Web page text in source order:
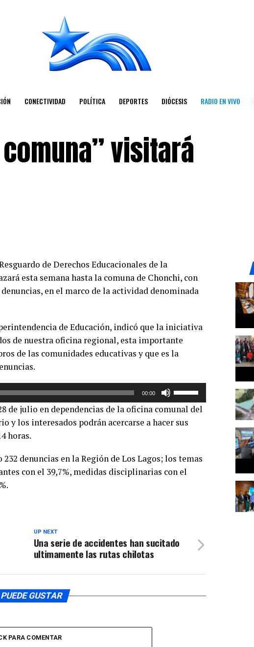
CONECTIVIDAD POLÍTICA DEPORTES DIÓCESIS RADIO EN VIVO
visitará
de Derechos Educacionales de la
esta semana hasta la comuna de Chonchi, con
en el marco de la actividad denominada
de Educación, indicó que la iniciativa
de nuestra oficina regional, esta importante
de las comunidades educativas y que es la
00:00
teclas
de
para
aumentar
de julio en dependencias de la oficina comunal del
y los interesados podrán acercarse a hacer sus
horas.
denuncias en la Región de Los Lagos; los temas
con el 39,7%, medidas disciplinarias con el
UP NEXT
Una serie de accidentes han sucitado
ultimamente las rutas chilotas
GUSTAR
PARA COMENTAR